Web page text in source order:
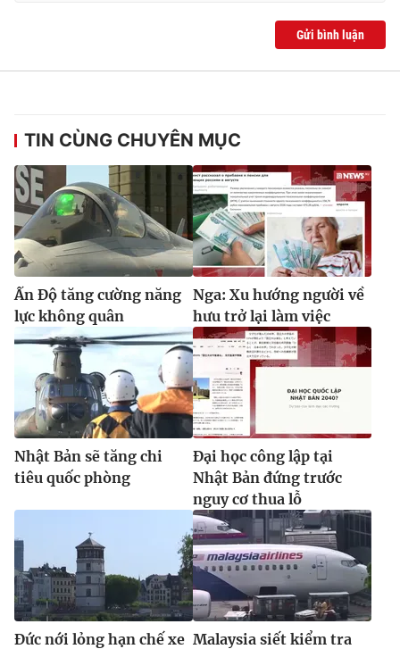
® Cấm sao chép dưới mọi hình thức nếu không có sự chấp
thuận bằng văn bản. Ghi rõ nguồn VTV.vn khi phát hành lại
thông tin từ website này.
Gửi bình luận
TIN CÙNG CHUYÊN MỤC
Ấn Độ tăng cường năng
lực không quân
Nga: Xu hướng người về
hưu trở lại làm việc
Nhật Bản sẽ tăng chi
tiêu quốc phòng
Đại học công lập tại
Nhật Bản đứng trước
nguy cơ thua lỗ
Đức nới lỏng hạn chế xe Malaysia siết kiểm tra